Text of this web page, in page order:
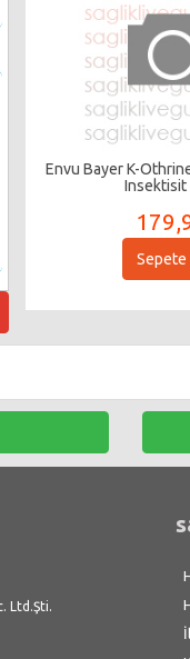
Envu Bayer K-
Insektisit
Sepete
Ltd.Şti.